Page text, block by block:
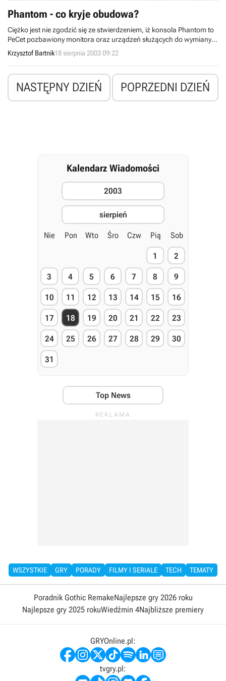
Phantom - co kryje obudowa?
Ciężko jest nie zgodzić się ze stwierdzeniem, iż konsola Phantom to
PeCet pozbawiony monitora oraz urządzeń służących do wymiany i
przenoszenia danych. Zresztą, podobne opinie swego czasu krążyły
na temat Sony PlayStation 2 czy Microsoft Xbox. Co jednak dokładnie
znajdziemy „pod maską” nowej konsoli firmy Infinium Labs? Do
niedawna odpowiedź na to pytanie była nieznana... teraz wiemy już
co to będzie...
Krzysztof Bartnik18 sierpnia 2003 09:22
NASTĘPNY DZIEŃ POPRZEDNI DZIEŃ
Kalendarz Wiadomości
2003
sierpień
Nie Pon Wto Śro Czw Pią Sob
1 2
3 4 5 6 7 8 9
10 11 12 13 14 15 16
17 18 19 20 21 22 23
24 25 26 27 28 29 30
31
Top News
WSZYSTKIE GRY PORADY FILMY I SERIALE TECH TEMATY
Poradnik Gothic RemakeNajlepsze gry 2026 roku
Najlepsze gry 2025 rokuWiedźmin 4Najbliższe premiery
GRYOnline.pl:
tvgry.pl: